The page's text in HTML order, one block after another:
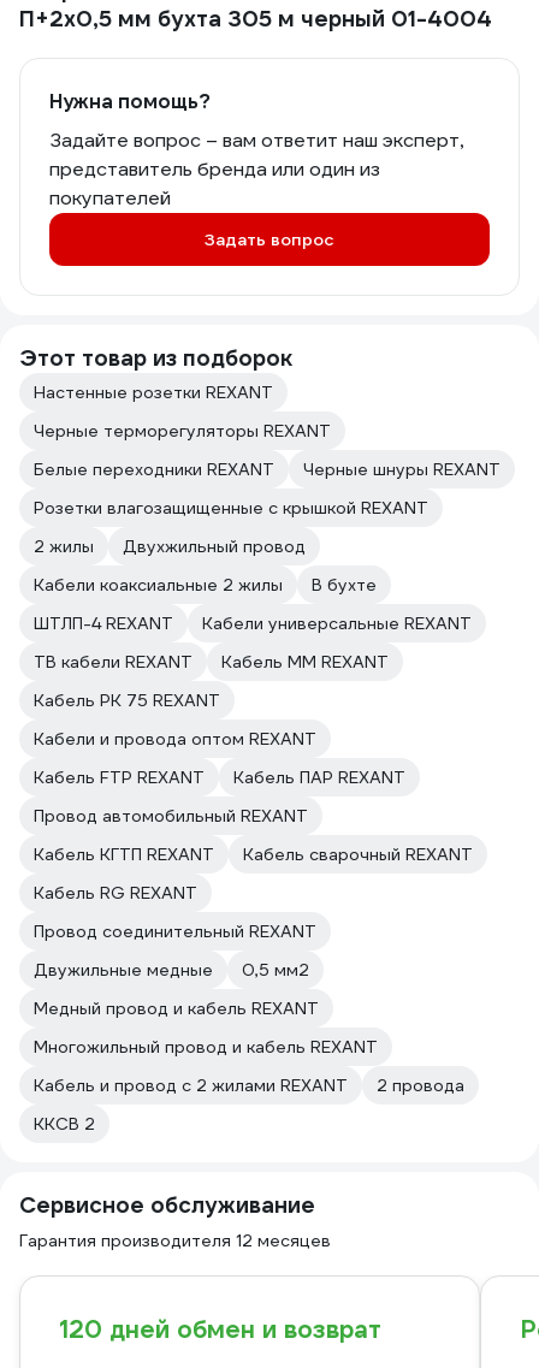
П+2х0,5 мм бухта 305 м черный 01-4004
Нужна помощь?
Задайте вопрос – вам ответит наш эксперт,
представитель бренда или один из
покупателей
Задать вопрос
Этот товар из подборок
Настенные розетки REXANT
Черные терморегуляторы REXANT
Белые переходники REXANT
Черные шнуры REXANT
Розетки влагозащищенные с крышкой REXANT
2 жилы
Двухжильный провод
Кабели коаксиальные 2 жилы
В бухте
ШТЛП-4 REXANT
Кабели универсальные REXANT
ТВ кабели REXANT
Кабель ММ REXANT
Кабель РК 75 REXANT
Кабели и провода оптом REXANT
Кабель FTP REXANT
Кабель ПАР REXANT
Провод автомобильный REXANT
Кабель КГТП REXANT
Кабель сварочный REXANT
Кабель RG REXANT
Провод соединительный REXANT
Двужильные медные
0,5 мм2
Медный провод и кабель REXANT
Многожильный провод и кабель REXANT
Кабель и провод с 2 жилами REXANT
2 провода
ККСВ 2
Сервисное обслуживание
Гарантия производителя 12 месяцев
120 дней обмен и возврат